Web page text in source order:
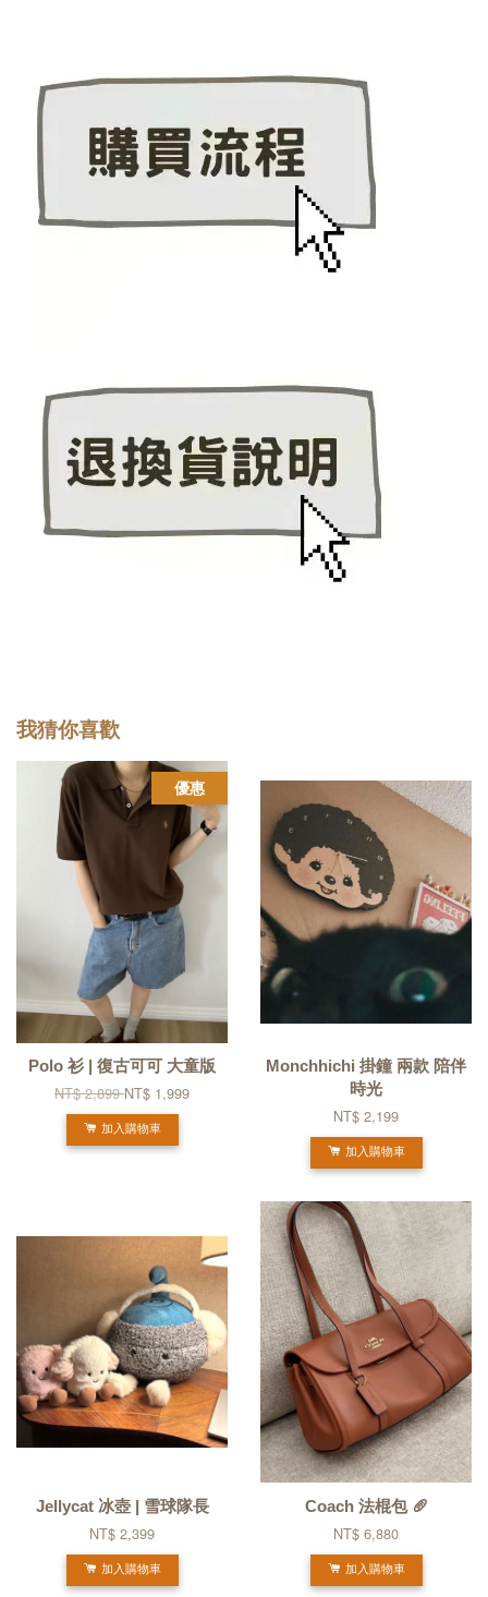
我猜你喜歡
優惠
Polo 衫 | 復古可可 大童版
NT$ 2,899NT$ 1,999
加入購物車
Monchhichi 掛鐘 兩款 陪伴
時光
NT$ 2,199
加入購物車
Jellycat 冰壺 | 雪球隊長
NT$ 2,399
加入購物車
Coach 法棍包 🥖
NT$ 6,880
加入購物車